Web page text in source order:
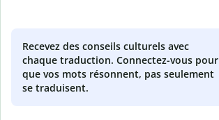
Recevez des conseils culturels avec
chaque traduction. Connectez-vous pour
que vos mots résonnent, pas seulement
se traduisent.